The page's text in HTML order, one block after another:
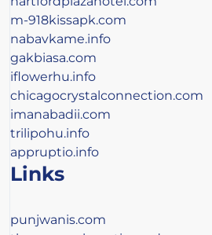
m-918kissapk.com
nabavkame.info
gakbiasa.com
iflowerhu.info
chicagocrystalconnection.com
imanabadii.com
trilipohu.info
appruptio.info
Links
punjwanis.com